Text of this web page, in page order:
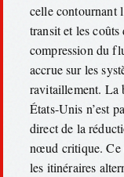
celle contournant
transit et les coûts
compression du
accrue sur les
ravitaillement. La
États-Unis n’est
direct de la
nœud critique. Ce
les itinéraires